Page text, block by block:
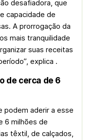
desafiadora, que
capacidade de
A prorrogação da
mais tranquilidade
suas receitas
explica .
de cerca de 6
podem aderir a esse
6 milhões de
têxtil, de calçados,